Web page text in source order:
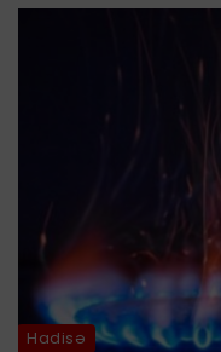
Hadisə